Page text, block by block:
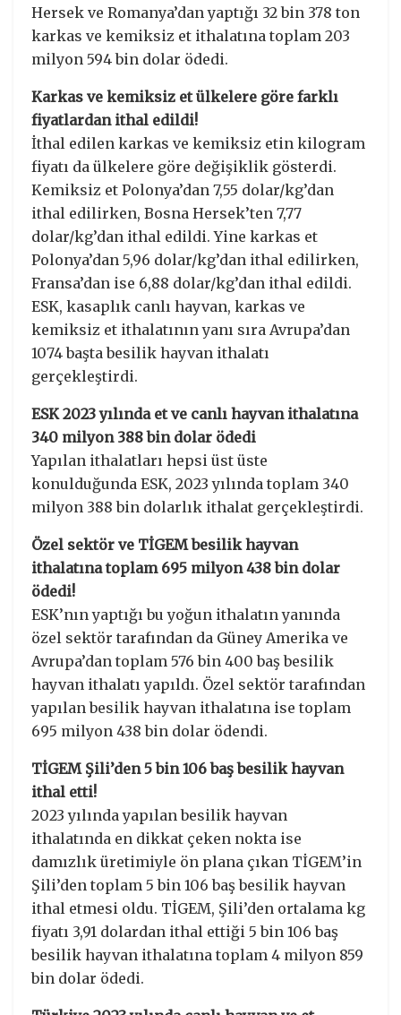
Hersek ve Romanya’dan yaptığı 32 bin 378 ton
karkas ve kemiksiz et ithalatına toplam 203
milyon 594 bin dolar ödedi.
Karkas ve kemiksiz et ülkelere göre farklı
fiyatlardan ithal edildi!
İthal edilen karkas ve kemiksiz etin kilogram
fiyatı da ülkelere göre değişiklik gösterdi.
Kemiksiz et Polonya’dan 7,55 dolar/kg’dan
ithal edilirken, Bosna Hersek’ten 7,77
dolar/kg’dan ithal edildi. Yine karkas et
Polonya’dan 5,96 dolar/kg’dan ithal edilirken,
Fransa’dan ise 6,88 dolar/kg’dan ithal edildi.
ESK, kasaplık canlı hayvan, karkas ve
kemiksiz et ithalatının yanı sıra Avrupa’dan
1074 başta besilik hayvan ithalatı
gerçekleştirdi.
ESK 2023 yılında et ve canlı hayvan ithalatına
340 milyon 388 bin dolar ödedi
Yapılan ithalatları hepsi üst üste
konulduğunda ESK, 2023 yılında toplam 340
milyon 388 bin dolarlık ithalat gerçekleştirdi.
Özel sektör ve TİGEM besilik hayvan
ithalatına toplam 695 milyon 438 bin dolar
ödedi!
ESK’nın yaptığı bu yoğun ithalatın yanında
özel sektör tarafından da Güney Amerika ve
Avrupa’dan toplam 576 bin 400 baş besilik
hayvan ithalatı yapıldı. Özel sektör tarafından
yapılan besilik hayvan ithalatına ise toplam
695 milyon 438 bin dolar ödendi.
TİGEM Şili’den 5 bin 106 baş besilik hayvan
ithal etti!
2023 yılında yapılan besilik hayvan
ithalatında en dikkat çeken nokta ise
damızlık üretimiyle ön plana çıkan TİGEM’in
Şili’den toplam 5 bin 106 baş besilik hayvan
ithal etmesi oldu. TİGEM, Şili’den ortalama kg
fiyatı 3,91 dolardan ithal ettiği 5 bin 106 baş
besilik hayvan ithalatına toplam 4 milyon 859
bin dolar ödedi.